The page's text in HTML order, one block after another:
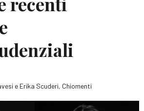
e Erika Scuderi, Chiomenti